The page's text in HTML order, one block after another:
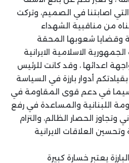
اصابتنا في الصميم، وتركت
من مناقبية الشهداء
وقضايا شعوبها المحقة
الاسلامية الايرانية
اعدائها ، وقد كانت للرئيس
أدوار بارزة في السياسة
،لا سيما في دعم قوى المقاومة في
اللبنانية والمساعدة في رفع
وتجاوز الحصار الظالم، والتزام
العلاقات الايرانية
يعتبر خسارة كبيرة